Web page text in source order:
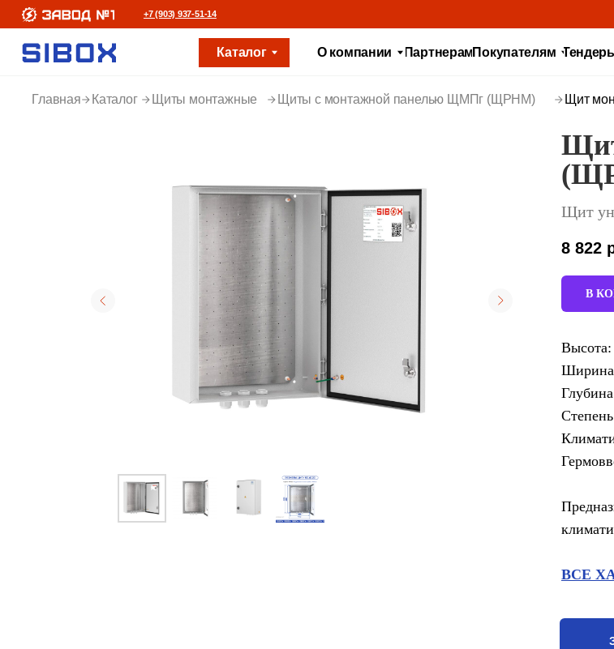
+7 (903) 937-51-14
О компании ПартнерамПокупателям ТендерыВидео
Каталог
Главная Каталог Щиты монтажные Щиты с монтажной панелью ЩМПг (ЩРНМ) Щит
Щит
8 822
В
ВСЕ